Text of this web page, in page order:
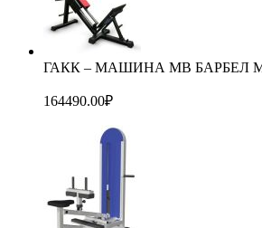
ГАКК – МАШИНА МВ БАРБЕЛ
164490.00₽